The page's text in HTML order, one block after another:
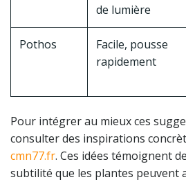
de lumière
Pothos
Facile, pousse
rapidement
Pour intégrer au mieux ces
consulter des inspirations
cmn77.fr. Ces idées témoignent
subtilité que les plantes peuvent